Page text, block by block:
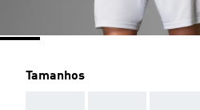
Tamanhos